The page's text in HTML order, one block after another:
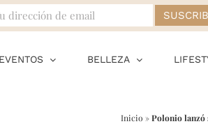
EVENTOS BELLEZA
Inicio »Polonio lanzó